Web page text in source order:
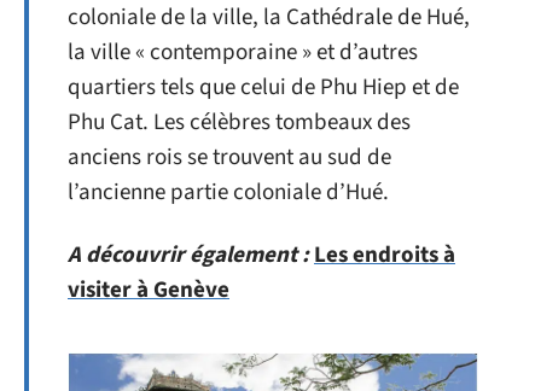
coloniale de la ville, la Cathédrale de Hué,
la ville « contemporaine » et d’autres
quartiers tels que celui de Phu Hiep et de
Phu Cat. Les célèbres tombeaux des
anciens rois se trouvent au sud de
l’ancienne partie coloniale d’Hué.
A découvrir également :Les endroits à
visiter à Genève